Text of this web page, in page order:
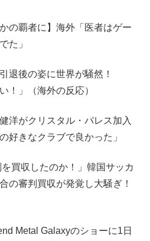
の覇者に】海外「医者はゲー
た」
退後の姿に世界が騒然！
！」（海外の反応）
洋がクリスタル・パレス加入
好きなクラブで良かった」
買収したのか！」韓国サッカ
の審判買収が発覚し大騒ぎ！
Metal Galaxyのショーに1日